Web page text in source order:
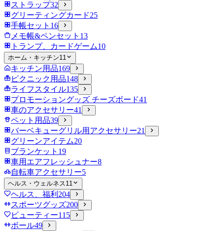
ストラップ32
グリーティングカード25
手帳セット 16
メモ帳&ペンセット 13
トランプ、カードゲーム10
ホーム・キッチン11
キッチン用品169
ピクニック用品148
ライフスタイル135
プロモーショングッズ チーズボード41
車のアクセサリー41
ペット用品39
バーベキューグリル用アクセサリー21
グリーンアイテム20
ブランケット 19
車用エアフレッシュナー8
自転車アクセサリー5
ヘルス・ウェルネス11
ヘルス、福利 204
スポーツグッズ200
ビューティー115
ボール49